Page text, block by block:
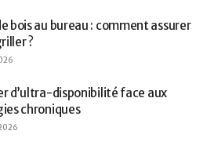
bois au bureau : comment assurer
?
d’ultra-disponibilité face aux
chroniques